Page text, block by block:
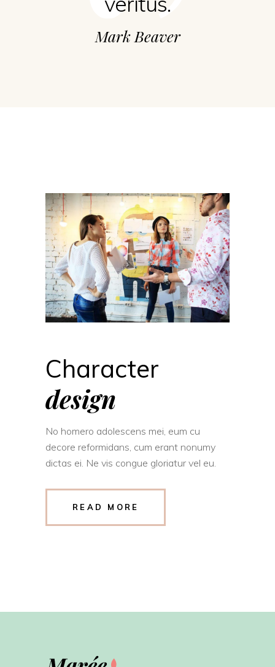
Mark Beaver
Character
design
No homero adolescens mei, eum cu
decore reformidans, cum erant nonumy
dictas ei. Ne vis congue gloriatur vel eu.
READ MORE